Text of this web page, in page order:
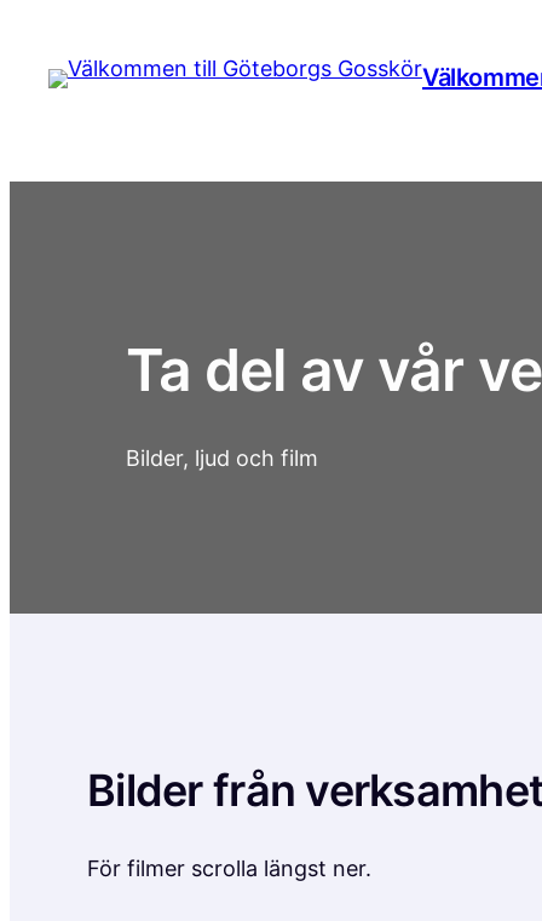
innehåll
Ta del av vår
Bilder, ljud och film
Bilder från
För filmer scrolla längst ner.